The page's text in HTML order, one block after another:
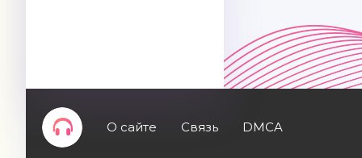
О сайте Связь DMCA